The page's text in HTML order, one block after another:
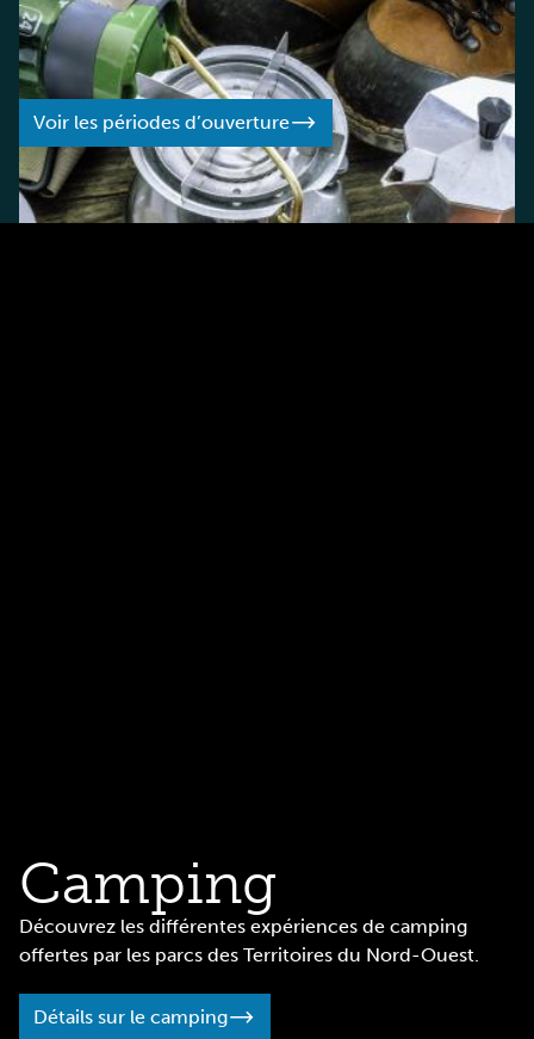
Découvrez la date d’ouverture de votre parc préféré.
Voir les périodes d’ouverture
Camping
Découvrez les différentes expériences de camping
offertes par les parcs des Territoires du Nord-Ouest.
Détails sur le camping